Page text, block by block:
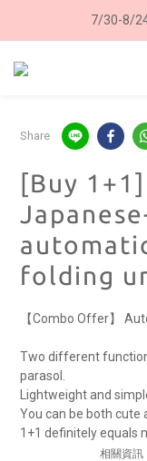
8/8
8/8
加入
8/8
Share
[Buy
folding
【Combo Offer】
Two different
parasol.
Lightweight and
You can be both cute
1+1 definitely equals
相關資訊